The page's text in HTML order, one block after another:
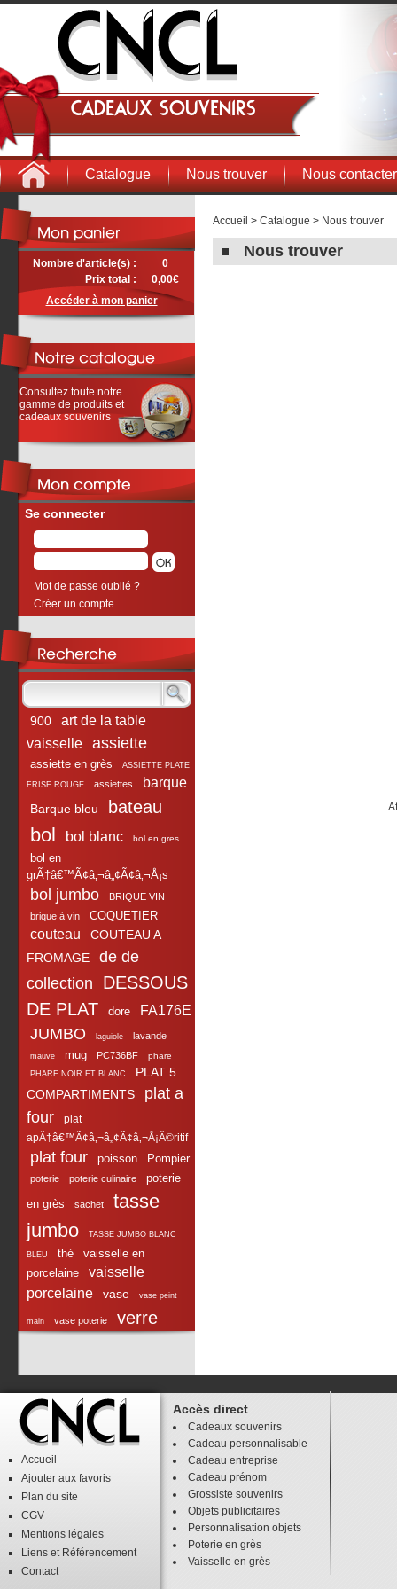
Cadeaux souvenirs
Catalogue Nous trouver Nous contacter
Accueil > Catalogue > Nous trouver
Nous trouver
Nombre d'article(s) :
0
Prix total :
0,00€
Accéder à mon panier
Consultez toute notre
gamme de produits et
cadeaux souvenirs
Se connecter
Mot de passe oublié ?
Créer un compte
900
art de la table
vaisselle
assiette
assiette en grès ASSIETTE PLATE
FRISE ROUGE assiettes barque
Barque bleu bateau
bol bol blanc bol en gres
bol en
grÃ†â€™Ã¢â‚¬â„¢Ã¢â‚¬Å¡s
bol jumbo
BRIQUE VIN
brique à vin
COQUETIER
couteau
COUTEAU A
FROMAGE
de de
collection
DESSOUS
DE PLAT
dore FA176E
JUMBO laguiole lavande
mauve mug PC736BF phare
PHARE NOIR ET BLANC
PLAT 5
COMPARTIMENTS
plat a
four
plat
apÃ†â€™Ã¢â‚¬â„¢Ã¢â‚¬Å¡Â©ritif
plat four poisson Pompier
poterie poterie culinaire
poterie
en grès
sachet
tasse
jumbo
TASSE JUMBO BLANC
BLEU thé
vaisselle en
porcelaine
vaisselle
porcelaine
vase vase peint
main vase poterie verre
Accueil
Ajouter aux favoris
Plan du site
CGV
Mentions légales
Liens et Référencement
Contact
Accès direct
Cadeaux souvenirs
Cadeau personnalisable
Cadeau entreprise
Cadeau prénom
Grossiste souvenirs
Objets publicitaires
Personnalisation objets
Poterie en grès
Vaisselle en grès